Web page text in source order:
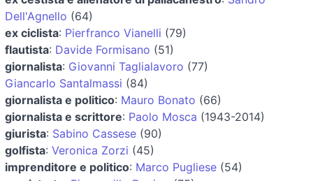
Dell'Agnello (64)
ex ciclista: Pierfranco Vianelli (79)
flautista: Davide Formisano (51)
giornalista: Giovanni Taglialavoro (77)
Giancarlo Santalmassi (84)
giornalista e politico: Mauro Bonato (66)
giornalista e scrittore: Paolo Mosca (1943-2014)
giurista: Sabino Cassese (90)
golfista: Veronica Zorzi (45)
imprenditore e politico: Marco Pugliese (54)